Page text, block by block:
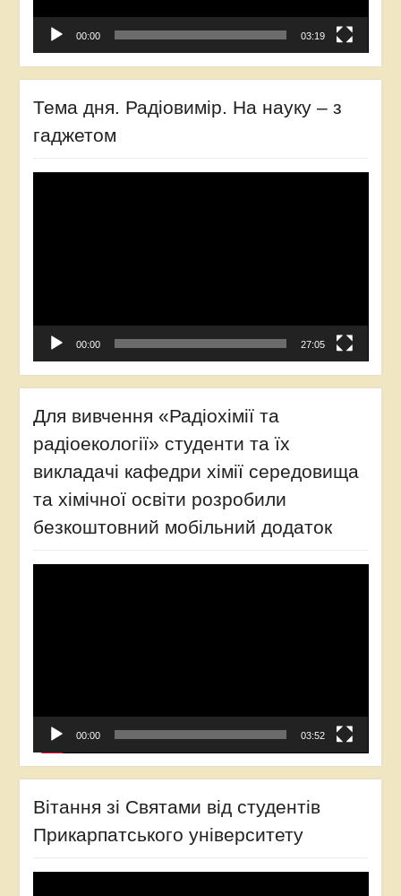
00:00 03:19
Тема дня. Радіовимір. На науку – з
гаджетом
00:00 27:05
Для вивчення «Радіохімії та
радіоекології» студенти та їх
викладачі кафедри хімії середовища
та хімічної освіти розробили
безкоштовний мобільний додаток
00:00 03:52
Вітання зі Святами від студентів
Прикарпатського університету